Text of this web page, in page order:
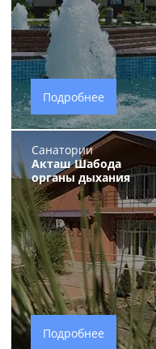
Подробнее
Санатории
Акташ Шабода
органы дыхания
Подробнее